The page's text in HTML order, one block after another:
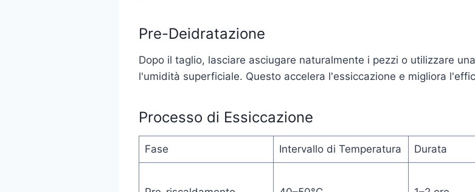
Pre-Deidratazione
Dopo il taglio, lasciare asciugare naturalmente i pezzi o utilizzare
l'umidità superficiale. Questo accelera l'essiccazione e migliora
Processo di Essiccazione
Fase Intervallo di Temperatura Durata